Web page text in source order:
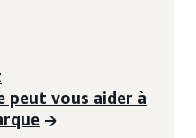
peut vous aider à